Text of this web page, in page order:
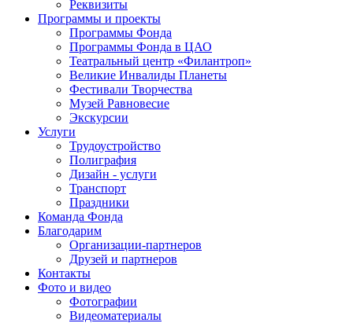
Реквизиты
Программы и проекты
Программы Фонда
Программы Фонда в ЦАО
Театральный центр «Филантроп»
Великие Инвалиды Планеты
Фестивали Творчества
Музей Равновесие
Экскурсии
Услуги
Трудоустройство
Полиграфия
Дизайн - услуги
Транспорт
Праздники
Команда Фонда
Благодарим
Организации-партнеров
Друзей и партнеров
Контакты
Фото и видео
Фотографии
Видеоматериалы